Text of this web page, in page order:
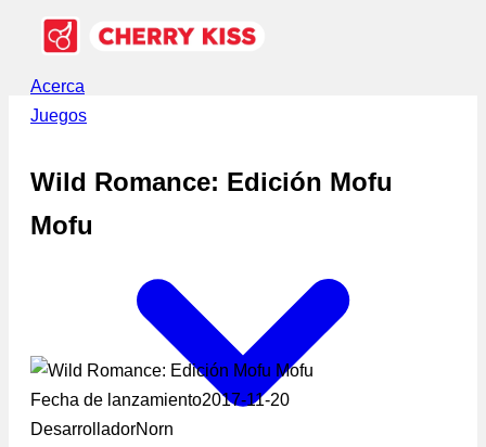
Acerca
Juegos
Wild Romance: Edición Mofu
Mofu
Fecha de lanzamiento2017-11-20
DesarrolladorNorn